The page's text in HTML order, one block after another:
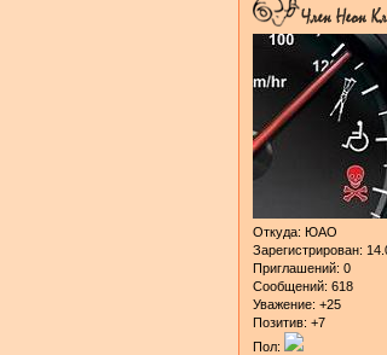
Откуда: ЮАО
Зарегистрирован:
Приглашений: 0
Сообщений: 618
Уважение: +25
Позитив: +7
Пол: